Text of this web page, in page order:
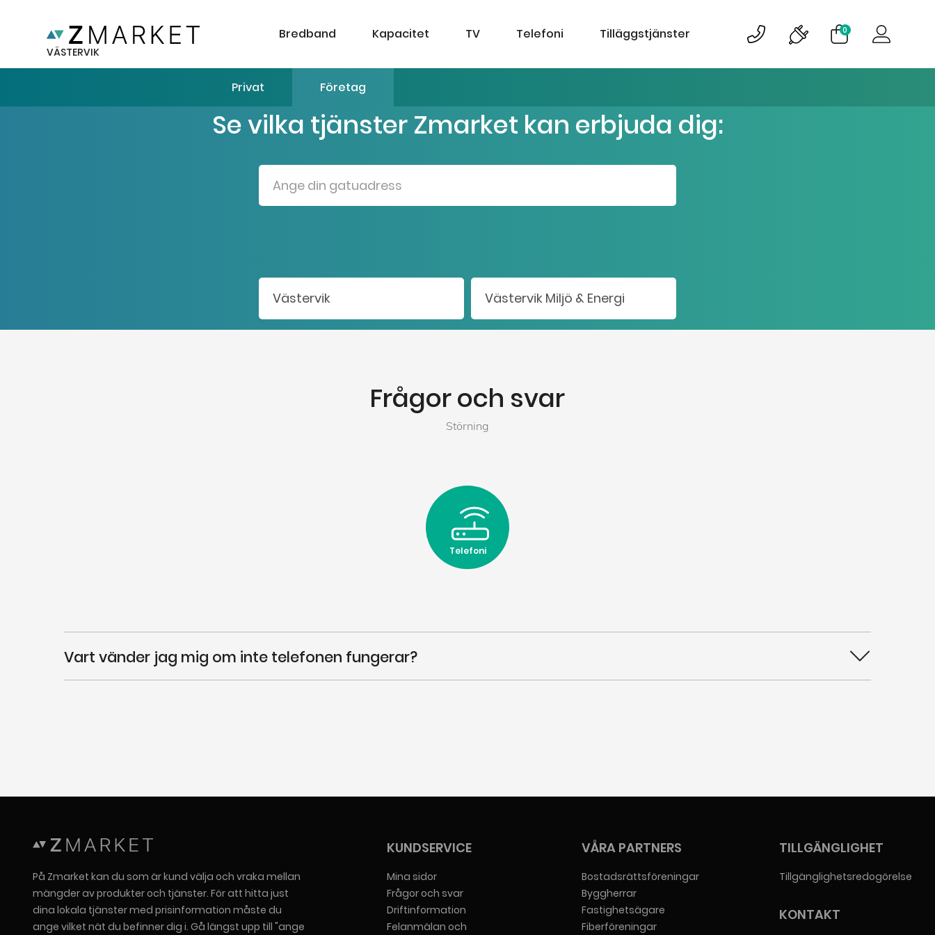
VÄSTERVIK
Bredband Kapacitet TV Telefoni Tilläggstjänster 0
Privat Företag
Se vilka tjänster Zmarket kan erbjuda dig:
Frågor och svar
Störning
Telefoni
Vart vänder jag mig om inte telefonen fungerar?
På Zmarket kan du som är kund välja och vraka mellan
mängder av produkter och tjänster. För att hitta just
dina lokala tjänster med prisinformation måste du
ange vilket nät du befinner dig i. Gå längst upp till "ange
KUNDSERVICE
Mina sidor
Frågor och svar
Driftinformation
Felanmälan och
VÅRA PARTNERS
Bostadsrättsföreningar
Byggherrar
Fastighetsägare
Fiberföreningar
TILLGÄNGLIGHET
Tillgänglighetsredogörelse
KONTAKT